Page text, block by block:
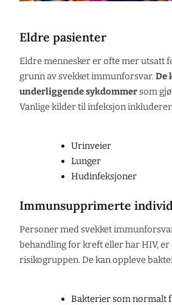
Eldre pasienter
Eldre mennesker er ofte mer utsatt
grunn av svekket immunforsvar.De
underliggende sykdommersom
Vanlige kilder til infeksjon
Urinveier
Lunger
Hudinfeksjoner
Immunsupprimerte
Personer med svekket
behandling for kreft eller har HIV, er
risikogruppen. De kan oppleve
Bakterier som normalt